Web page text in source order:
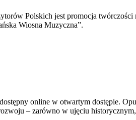
Polskich jest promocja
Wiosna Muzyczna”.
online w otwartym dostępie.
– zarówno w ujęciu